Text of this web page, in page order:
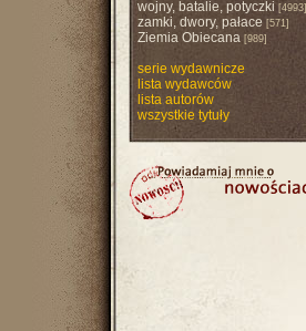
wojny, batalie, potyczki [4993]
zamki, dwory, pałace [571]
Ziemia Obiecana[989]
serie wydawnicze
lista wydawców
lista autorów
wszystkie tytuły